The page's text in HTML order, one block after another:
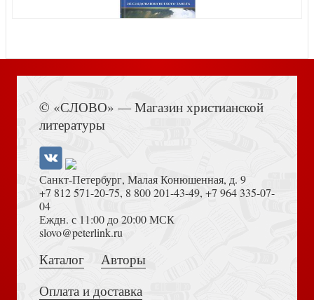
Христос — великий Целитель
Достоевский Ф.М. Сила и правда России (2024)
© «СЛОВО» — Магазин христианской
литературы
Санкт-Петербург, Малая Конюшенная, д. 9
+7 812 571-20-75, 8 800 201-43-49, +7 964 335-07-
04
Еждн. с 11:00 до 20:00 МСК
slovo@peterlink.ru
Каталог
Авторы
Оплата и доставка